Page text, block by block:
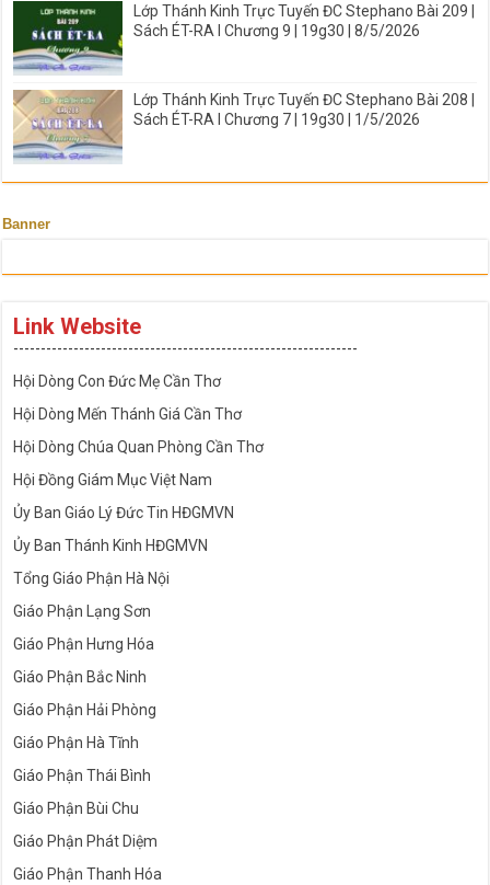
Lớp Thánh Kinh Trực Tuyến ĐC Stephano Bài 209 |
Sách ÉT-RA I Chương 9 | 19g30 | 8/5/2026
Lớp Thánh Kinh Trực Tuyến ĐC Stephano Bài 208 |
Sách ÉT-RA I Chương 7 | 19g30 | 1/5/2026
Banner
Link Website
---------------------------------------------------------------
Hội Dòng Con Đức Mẹ Cần Thơ
Hội Dòng Mến Thánh Giá Cần Thơ
Hội Dòng Chúa Quan Phòng Cần Thơ
Hội Đồng Giám Mục Việt Nam
Ủy Ban Giáo Lý Đức Tin HĐGMVN
Ủy Ban Thánh Kinh HĐGMVN
Tổng Giáo Phận Hà Nội
Giáo Phận Lạng Sơn
Giáo Phận Hưng Hóa
Giáo Phận Bắc Ninh
Giáo Phận Hải Phòng
Giáo Phận Hà Tĩnh
Giáo Phận Thái Bình
Giáo Phận Bùi Chu
Giáo Phận Phát Diệm
Giáo Phận Thanh Hóa